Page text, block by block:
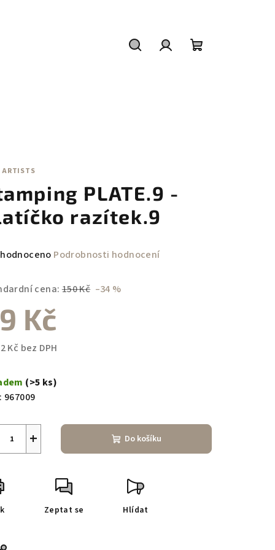
ARTISTS
PLATE.9 -
razítek.9
Podrobnosti hodnocení
cena: 150 Kč –34 %
Kč
Kč bez DPH
(>5 ks)
967009
+ Do košíku
Zeptat se Hlídat